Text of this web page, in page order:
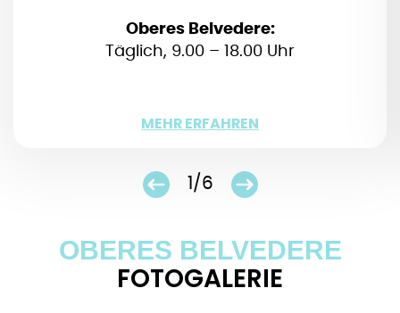
Oberes Belvedere:
Täglich, 9.00 – 18.00 Uhr
MEHR ERFAHREN
WENIGER
1/6
OBERES BELVEDERE
FOTOGALERIE